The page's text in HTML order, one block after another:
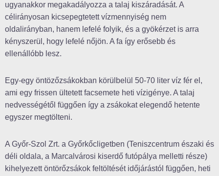
ugyanakkor megakadályozza a talaj kiszáradását. A
célirányosan kicsepegtetett vízmennyiség nem
oldalirányban, hanem lefelé folyik, és a gyökérzet is arra
kényszerül, hogy lefelé nőjön. A fa így erősebb és
ellenállóbb lesz.
Egy-egy öntözőzsákokban körülbelül 50-70 liter víz fér el,
ami egy frissen ültetett facsemete heti vízigénye. A talaj
nedvességétől függően így a zsákokat elegendő hetente
egyszer megtölteni.
A Győr-Szol Zrt. a Győrkőcligetben (Teniszcentrum északi és
déli oldala, a Marcalvárosi kiserdő futópálya melletti része)
kihelyezett öntörőzsákok feltöltését időjárástól függően, heti